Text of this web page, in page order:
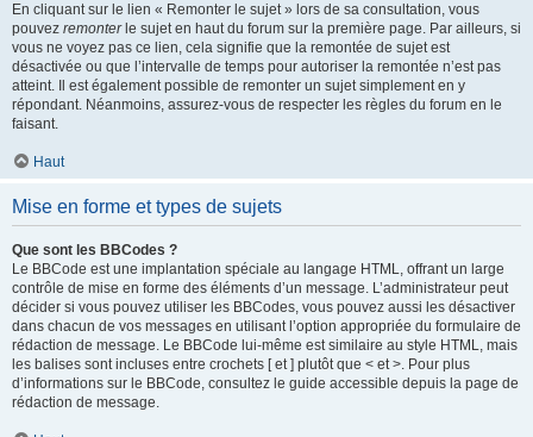
En cliquant sur le lien « Remonter le sujet » lors de sa consultation, vous
pouvez remonterle sujet en haut du forum sur la première page. Par ailleurs, si
vous ne voyez pas ce lien, cela signifie que la remontée de sujet est
désactivée ou que l’intervalle de temps pour autoriser la remontée n’est pas
atteint. Il est également possible de remonter un sujet simplement en y
répondant. Néanmoins, assurez-vous de respecter les règles du forum en le
faisant.
Haut
Mise en forme et types de sujets
Que sont les BBCodes ?
Le BBCode est une implantation spéciale au langage HTML, offrant un large
contrôle de mise en forme des éléments d’un message. L’administrateur peut
décider si vous pouvez utiliser les BBCodes, vous pouvez aussi les désactiver
dans chacun de vos messages en utilisant l’option appropriée du formulaire de
rédaction de message. Le BBCode lui-même est similaire au style HTML, mais
les balises sont incluses entre crochets [ et ] plutôt que < et >. Pour plus
d’informations sur le BBCode, consultez le guide accessible depuis la page de
rédaction de message.